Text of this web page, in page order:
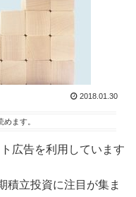
2018.01.30
めます。
広告を利用しています
積立投資に注目が集ま